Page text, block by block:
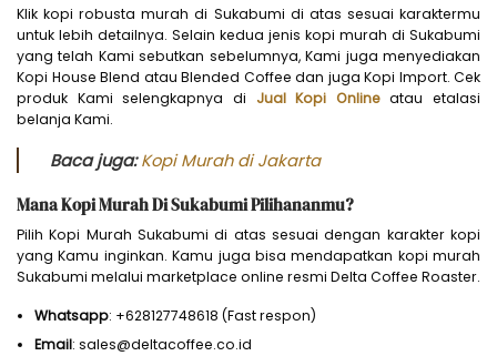
Klik kopi robusta murah di Sukabumi di atas sesuai karaktermu
untuk lebih detailnya. Selain kedua jenis kopi murah di Sukabumi
yang telah Kami sebutkan sebelumnya, Kami juga menyediakan
Kopi House Blend atau Blended Coffee dan juga Kopi Import. Cek
produk Kami selengkapnya di Jual Kopi Onlineatau etalasi
belanja Kami.
Baca juga:Kopi Murah di Jakarta
Mana Kopi Murah Di Sukabumi Pilihananmu?
Pilih Kopi Murah Sukabumi di atas sesuai dengan karakter kopi
yang Kamu inginkan. Kamu juga bisa mendapatkan kopi murah
Sukabumi melalui marketplace online resmi Delta Coffee Roaster.
Whatsapp: +628127748618 (Fast respon)
Email: sales@deltacoffee.co.id